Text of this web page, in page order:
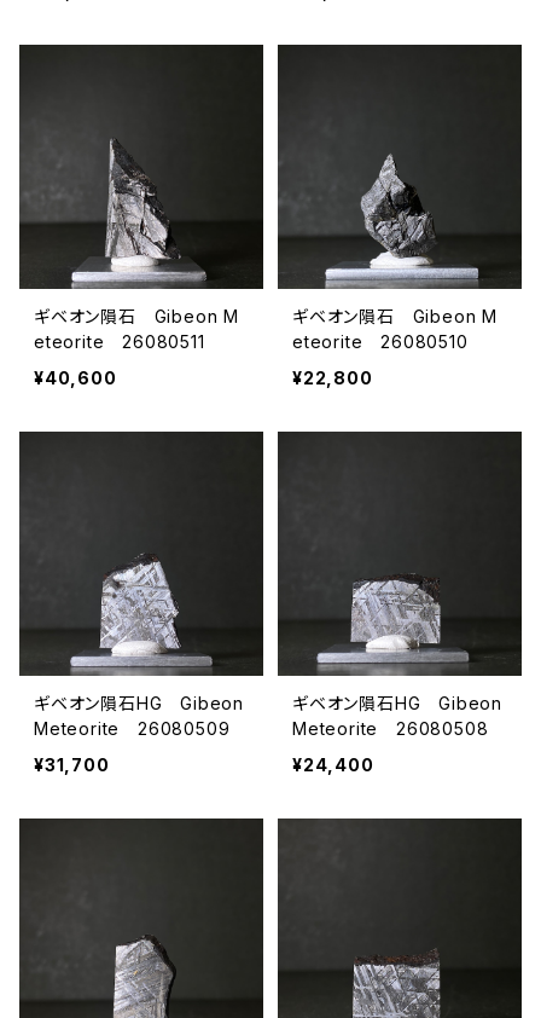
ギベオン隕石 Gibeon M
eteorite 26080511
¥40,600
ギベオン隕石 Gibeon M
eteorite 26080510
¥22,800
ギベオン隕石HG Gibeon
Meteorite 26080509
¥31,700
ギベオン隕石HG Gibeon
Meteorite 26080508
¥24,400